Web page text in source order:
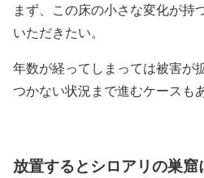
まず、この床の小さな変化が持
いただきたい。
年数が経ってしまっては被害が
つかない状況まで進むケースも
放置するとシロアリの巣窟